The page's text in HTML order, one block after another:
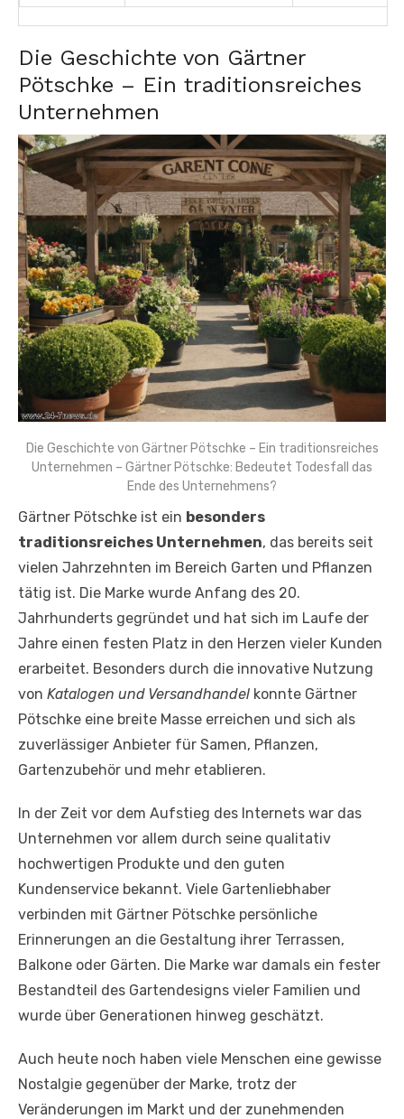
Die Geschichte von Gärtner
Pötschke – Ein traditionsreiches
Unternehmen
Die Geschichte von Gärtner Pötschke – Ein traditionsreiches
Unternehmen – Gärtner Pötschke: Bedeutet Todesfall das
Ende des Unternehmens?
Gärtner Pötschke ist ein besonders
traditionsreiches Unternehmen, das bereits seit
vielen Jahrzehnten im Bereich Garten und Pflanzen
tätig ist. Die Marke wurde Anfang des 20.
Jahrhunderts gegründet und hat sich im Laufe der
Jahre einen festen Platz in den Herzen vieler Kunden
erarbeitet. Besonders durch die innovative Nutzung
von Katalogen und Versandhandel konnte Gärtner
Pötschke eine breite Masse erreichen und sich als
zuverlässiger Anbieter für Samen, Pflanzen,
Gartenzubehör und mehr etablieren.
In der Zeit vor dem Aufstieg des Internets war das
Unternehmen vor allem durch seine qualitativ
hochwertigen Produkte und den guten
Kundenservice bekannt. Viele Gartenliebhaber
verbinden mit Gärtner Pötschke persönliche
Erinnerungen an die Gestaltung ihrer Terrassen,
Balkone oder Gärten. Die Marke war damals ein fester
Bestandteil des Gartendesigns vieler Familien und
wurde über Generationen hinweg geschätzt.
Auch heute noch haben viele Menschen eine gewisse
Nostalgie gegenüber der Marke, trotz der
Veränderungen im Markt und der zunehmenden